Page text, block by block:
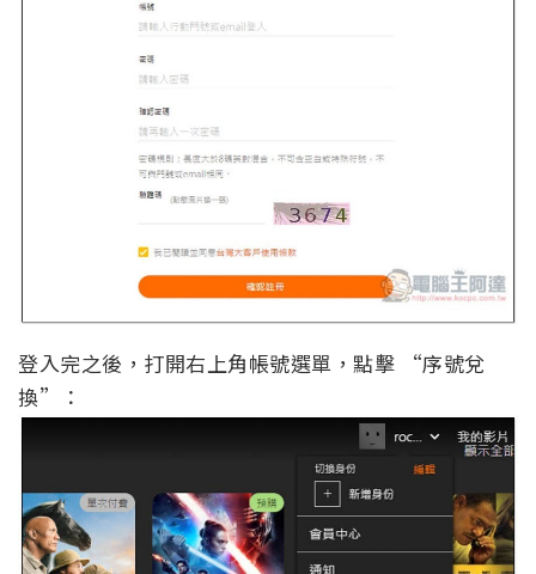
登入完之後，打開右上角帳號選單，點擊 “序號兌
換”：